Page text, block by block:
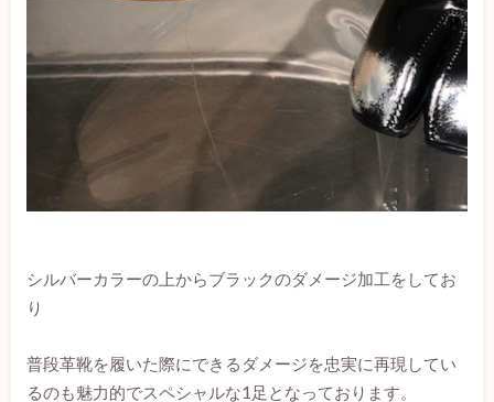
シルバーカラーの上からブラックのダメージ加工をしてお
り
普段革靴を履いた際にできるダメージを忠実に再現してい
るのも魅力的でスペシャルな1足となっております。